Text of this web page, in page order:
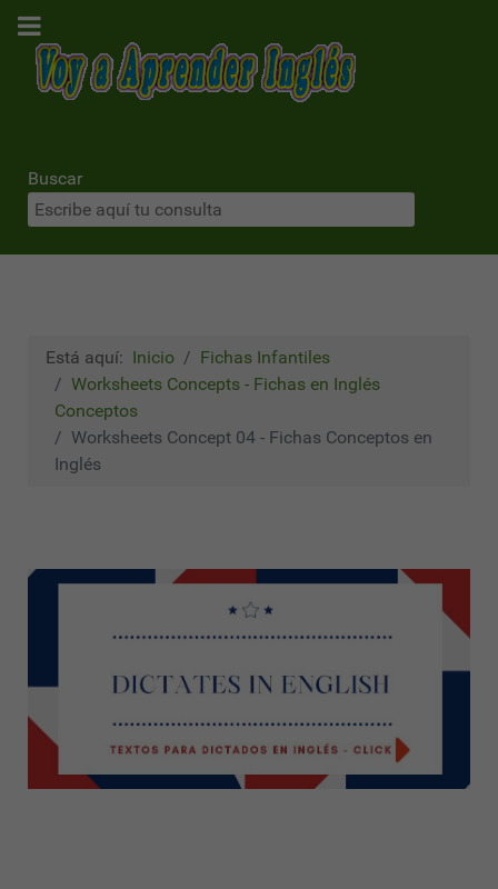
Buscar
Está aquí: Inicio
Fichas Infantiles
Worksheets Concepts - Fichas en Inglés
Conceptos
Worksheets Concept 04 - Fichas Conceptos en
Inglés